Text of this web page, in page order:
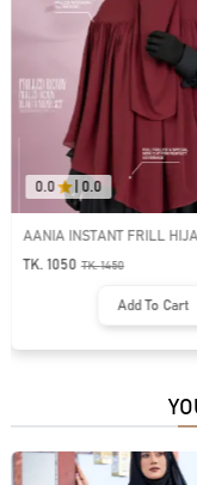
0.0 0.0
AANIA INSTANT FRILL
| GT-1835
TK. 1050 TK.1450
Add To Cart